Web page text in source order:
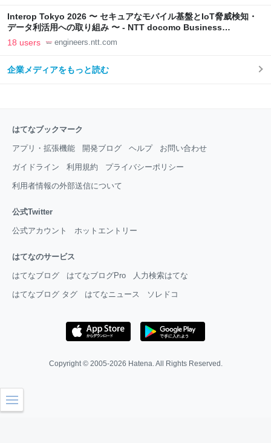
Interop Tokyo 2026 〜 セキュアなモバイル基盤とIoT脅威検知・
データ利活用への取り組み 〜 - NTT docomo Business
Engineers' Blog
18 users engineers.ntt.com
企業メディアをもっと読む
はてなブックマーク
アプリ・拡張機能 開発ブログ ヘルプ お問い合わせ
ガイドライン 利用規約 プライバシーポリシー
利用者情報の外部送信について
公式Twitter
公式アカウント ホットエントリー
はてなのサービス
はてなブログ はてなブログPro 人力検索はてな
はてなブログ タグ はてなニュース ソレドコ
Copyright © 2005-2026 Hatena. All Rights Reserved.